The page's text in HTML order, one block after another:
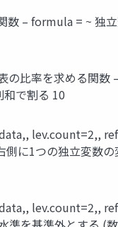
– formula = ~ 独
比率を求める関数
で割る 10
lev.count=2,,
に1つの独立変数
lev.count=2,,